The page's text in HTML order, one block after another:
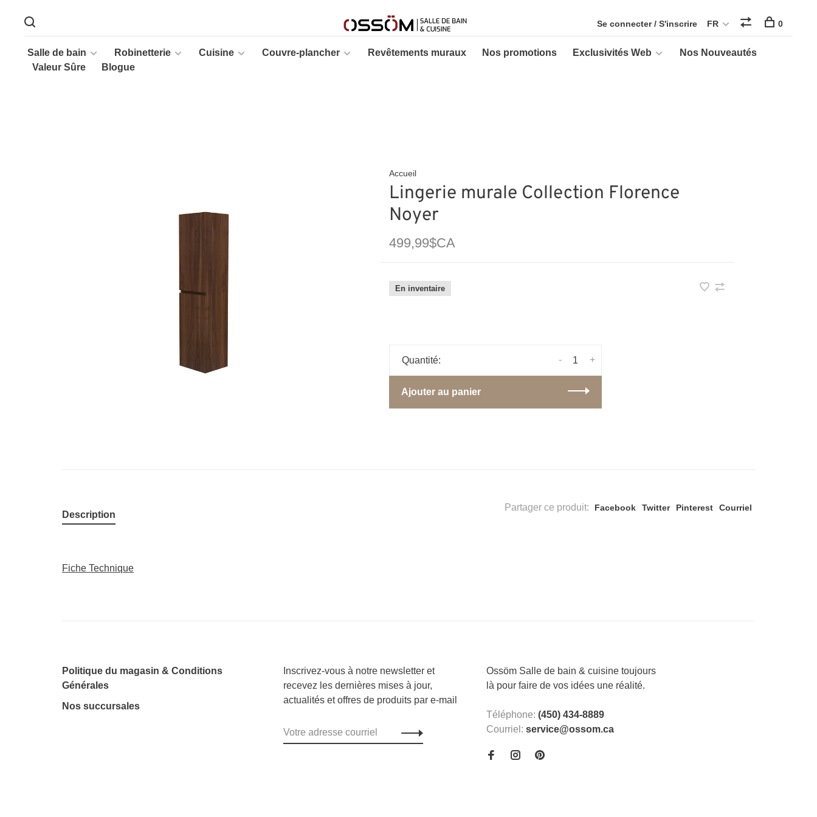
Salle de bain Robinetterie Cuisine Couvre-plancher Revêtements muraux Nos promotions Exclusivités Web
Nos Nouveautés
Valeur Sûre
Blogue
Se connecter / S'inscrire FR 0
Accueil
Lingerie murale Collection Florence
Noyer
499,99$CA
En inventaire
Quantité: +
-
Ajouter au panier
Partager ce produit: Facebook Twitter Pinterest Courriel
Description
Fiche Technique
Politique du magasin & Conditions
Générales
Nos succursales
Inscrivez-vous à notre newsletter et
recevez les dernières mises à jour,
actualités et offres de produits par e-mail
Ossöm Salle de bain & cuisine toujours
là pour faire de vos idées une réalité.
Téléphone: (450) 434-8889
Courriel: service@ossom.ca